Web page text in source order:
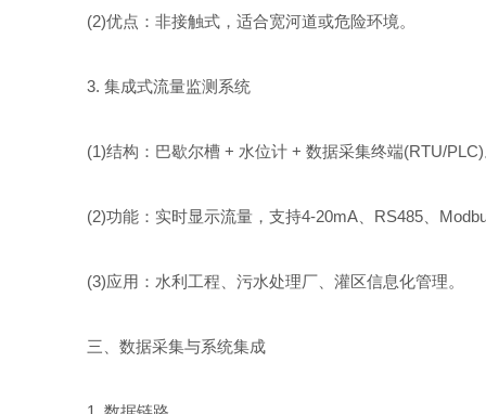
(2)优点：非接触式，适合宽河道或危险环境。
3. 集成式流量监测系统
(1)结构：巴歇尔槽 + 水位计 + 数据采集终端(RTU/PLC)
(2)功能：实时显示流量，支持4-20mA、RS485、
(3)应用：水利工程、污水处理厂、灌区信息化管理。
三、数据采集与系统集成